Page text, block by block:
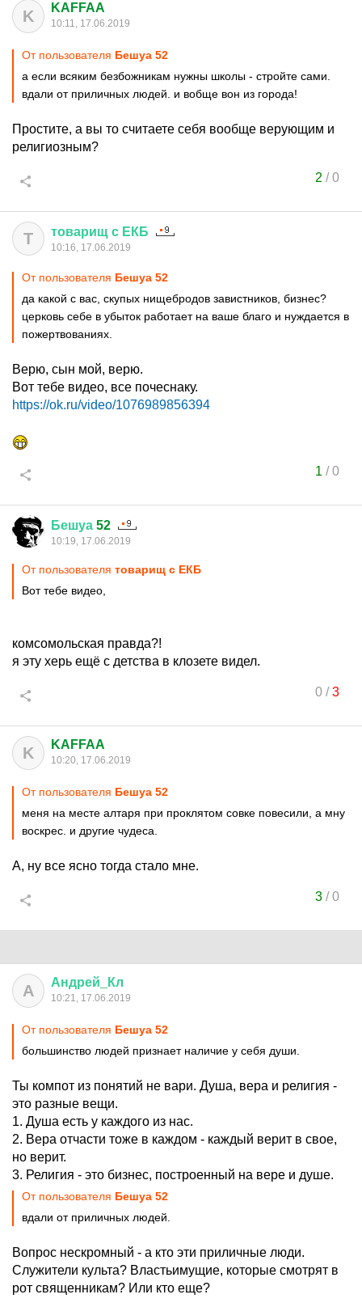
K KAFFAA
10:11, 17.06.2019
От пользователя Бешуа 52
а если всяким безбожникам нужны школы - стройте сами.
вдали от приличных людей. и вобще вон из города!
Простите, а вы то считаете себя вообще верующим и
религиозным?
2 /0
Т товарищ с ЕКБ
10:16, 17.06.2019
От пользователя Бешуа 52
да какой с вас, скупых нищебродов завистников, бизнес?
церковь себе в убыток работает на ваше благо и нуждается в
пожертвованиях.
Верю, сын мой, верю.
Вот тебе видео, все почеснаку.
https://ok.ru/video/1076989856394
1 /0
Бешуа 52
10:19, 17.06.2019
От пользователя товарищ с ЕКБ
Вот тебе видео,
комсомольская правда?!
я эту херь ещё с детства в клозете видел.
0/3
K KAFFAA
10:20, 17.06.2019
От пользователя Бешуа 52
меня на месте алтаря при проклятом совке повесили, а мну
воскрес. и другие чудеса.
А, ну все ясно тогда стало мне.
3/0
А Андрей Кл
10:21, 17.06.2019
От пользователя Бешуа 52
большинство людей признает наличие у себя души.
Ты компот из понятий не вари. Душа, вера и религия -
это разные вещи.
1. Душа есть у каждого из нас.
2. Вера отчасти тоже в каждом - каждый верит в свое,
но верит.
3. Религия - это бизнес, построенный на вере и душе.
От пользователя Бешуа 52
вдали от приличных людей.
Вопрос нескромный - а кто эти приличные люди.
Служители культа? Властьимущие, которые смотрят в
рот священникам? Или кто еще?